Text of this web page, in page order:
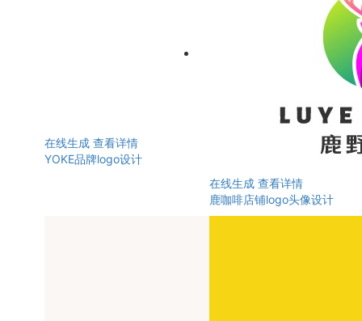
在线生成 查看详情
YOKE品牌logo设计
在线生成 查看详情
鹿咖啡店铺logo头像设计